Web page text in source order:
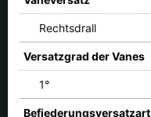
Rechtsdrall
Versatzgrad der Vanes
1°
Befiederungsversatzart